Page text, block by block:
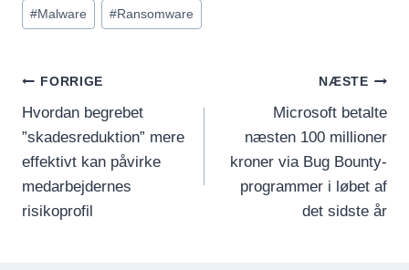
#Malware #Ransomware
INDLÆGSNAVIGATION
FORRIGE
Hvordan begrebet
”skadesreduktion” mere
effektivt kan påvirke
medarbejdernes
risikoprofil
NÆSTE
Microsoft betalte
næsten 100 millioner
kroner via Bug Bounty-
programmer i løbet af
det sidste år